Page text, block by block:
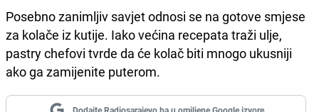
Posebno zanimljiv savjet odnosi se na gotove smjese
za kolače iz kutije. Iako većina recepata traži ulje,
pastry chefovi tvrde da će kolač biti mnogo ukusniji
ako ga zamijenite puterom.
Dodajte Radiosarajevo.ba u omiljene Google izvore